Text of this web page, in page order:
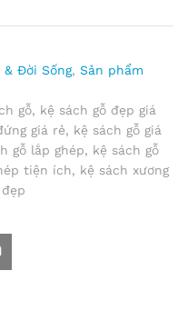
& Đời Sống, Sản phẩm
gỗ, kệ sách gỗ đẹp giá
giá rẻ, kệ sách gỗ giá
gỗ lắp ghép, kệ sách gỗ
tiện ích, kệ sách xương